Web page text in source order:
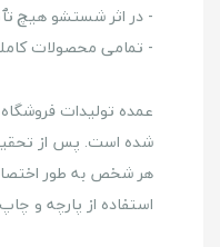
- در اثر شستشو هیچ
- تمامی محصولات
عمده تولیدات
شده است. پس از
هر شخص به طور
استفاده از پارچه و